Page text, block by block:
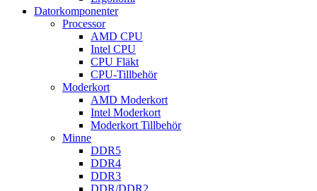
Datorkomponenter
Processor
AMD CPU
Intel CPU
CPU Fläkt
CPU-Tillbehör
Moderkort
AMD Moderkort
Intel Moderkort
Moderkort Tillbehör
Minne
DDR5
DDR4
DDR3
DDR/DDR2